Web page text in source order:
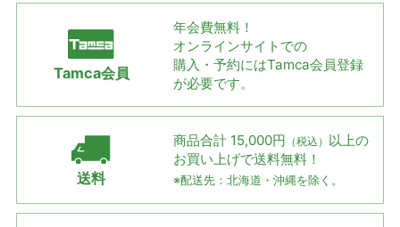
Tamca会員
年会費無料！
オンラインサイトでの
購入・予約にはTamca会員登録
が必要です。
送料
商品合計 15,000円 （税込） 以上の
お買い上げで送料無料！
※配送先：北海道・沖縄を除く。